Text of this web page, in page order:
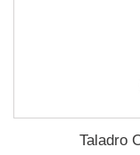
Taladro